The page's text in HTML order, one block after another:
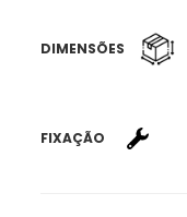
DIMENSÕES
FIXAÇÃO